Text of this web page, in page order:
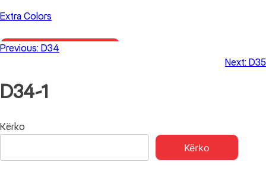
Skip
content
Extra Colors
Primary Menu
D34-1
Lëvizje
Previous: D34
Next: D35
Kërko
Kërko